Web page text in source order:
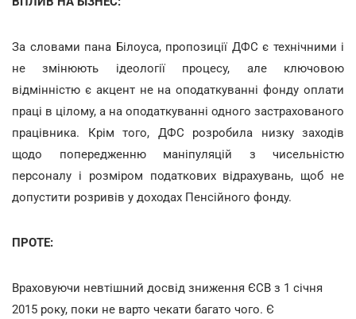
За словами пана Білоуса, пропозиції ДФС є технічними і
не змінюють ідеології процесу, але ключовою
відмінністю є акцент не на оподаткуванні фонду оплати
праці в цілому, а на оподаткуванні одного застрахованого
працівника. Крім того, ДФС розробила низку заходів
щодо попередженню маніпуляцій з чисельністю
персоналу і розміром податкових відрахувань, щоб не
допустити розривів у доходах Пенсійного фонду.
ПРОТЕ:
Враховуючи невтішний досвід зниження ЄСВ з 1 січня
2015 року, поки не варто чекати багато чого. Є